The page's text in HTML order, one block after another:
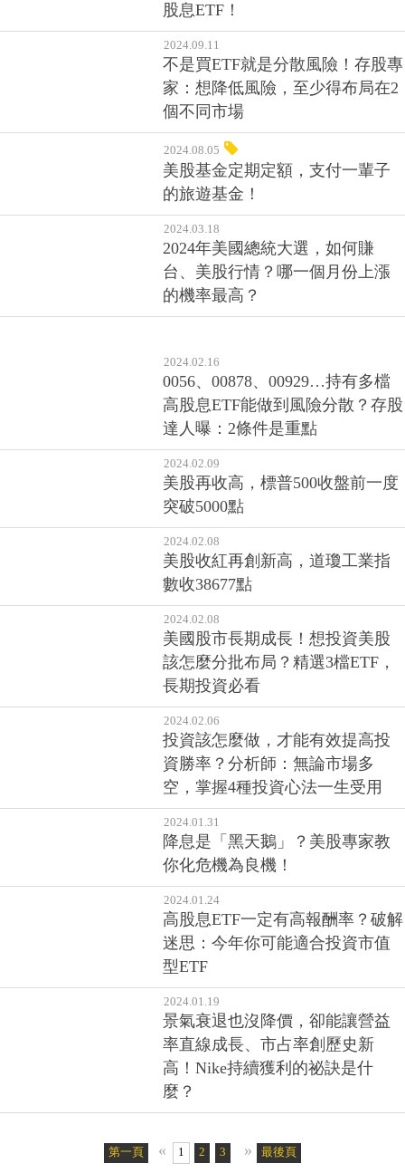
股息ETF！
2024.09.11
不是買ETF就是分散風險！存股專
家：想降低風險，至少得布局在2
個不同市場
2024.08.05
美股基金定期定額，支付一輩子
的旅遊基金！
2024.03.18
2024年美國總統大選，如何賺
台、美股行情？哪一個月份上漲
的機率最高？
2024.02.16
0056、00878、00929…持有多檔
高股息ETF能做到風險分散？存股
達人曝：2條件是重點
2024.02.09
美股再收高，標普500收盤前一度
突破5000點
2024.02.08
美股收紅再創新高，道瓊工業指
數收38677點
2024.02.08
美國股市長期成長！想投資美股
該怎麼分批布局？精選3檔ETF，
長期投資必看
2024.02.06
投資該怎麼做，才能有效提高投
資勝率？分析師：無論市場多
空，掌握4種投資心法一生受用
2024.01.31
降息是「黑天鵝」？美股專家教
你化危機為良機！
2024.01.24
高股息ETF一定有高報酬率？破解
迷思：今年你可能適合投資市值
型ETF
2024.01.19
景氣衰退也沒降價，卻能讓營益
率直線成長、市占率創歷史新
高！Nike持續獲利的祕訣是什
麼？
第一頁 « 1 2 3 4 5 6
» 最後頁